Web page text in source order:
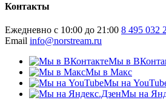
Контакты
Ежедневно с 10:00 до 21:00 8 495 032
Email info@norstream.ru
Мы в
Мы в Макс
Мы на
Мы на